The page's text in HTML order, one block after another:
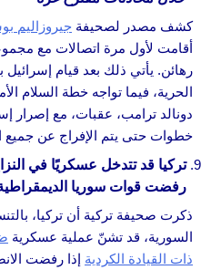
كشف مصدر لصحيفة جيروزاليم
أقامت لأول مرة اتصالات مع
الحرية، فيما تواجه خطة السلام
دونالد ترامب، عقبات، مع إصرار
خطوات حتى يتم الإفراج عن جميع
تركيا قد تتدخل عسكريًا في
رفضت قوات سوريا الديمقراطية
ذكرت صحيفة تركية أن تركيا،
السورية، قد تشنّ عملية عسكرية
ذات القيادة الكردية إذا رفضت